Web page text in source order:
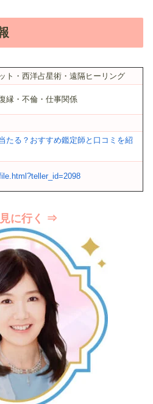
ト・西洋占星術・遠隔ヒーリング
縁・不倫・仕事関係
たる？おすすめ鑑定師と口コミを紹
に行く ⇒